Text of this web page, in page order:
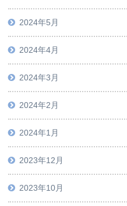
2024年5月
2024年4月
2024年3月
2024年2月
2024年1月
2023年12月
2023年10月